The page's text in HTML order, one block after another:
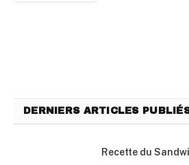
DERNIERS ARTICLES
Recette du